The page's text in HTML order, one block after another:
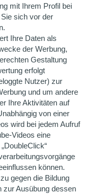
mit Ihrem Profil bei
sich vor der
Ihre Daten als
der Werbung,
Gestaltung
erfolgt
Nutzer) zur
und um andere
Ihre Aktivitäten auf
von einer
wird bei jedem Aufruf
Videos eine
können.
gegen die Bildung
zur Ausübung dessen